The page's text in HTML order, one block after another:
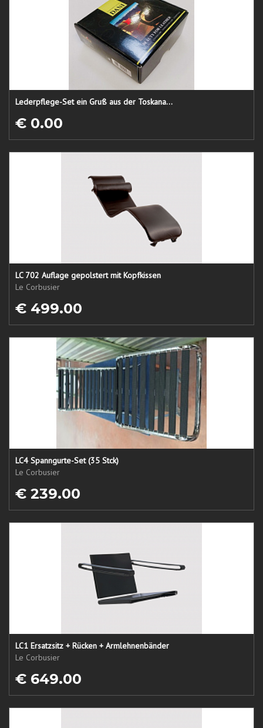
Lederpflege-Set ein Gruß aus der Toskana...
€ 0.00
LC 702 Auflage gepolstert mit Kopfkissen
Le Corbusier
€ 499.00
LC4 Spanngurte-Set (35 Stck)
Le Corbusier
€ 239.00
LC1 Ersatzsitz + Rücken + Armlehnenbänder
Le Corbusier
€ 649.00